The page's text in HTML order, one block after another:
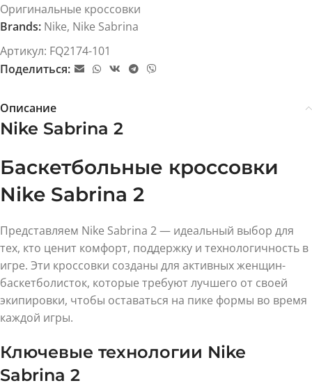
Оригинальные кроссовки
Brands: Nike, Nike Sabrina
Артикул: FQ2174-101
Поделиться:
Описание
Nike Sabrina 2
Баскетбольные кроссовки
Nike Sabrina 2
Представляем Nike Sabrina 2 — идеальный выбор для
тех, кто ценит комфорт, поддержку и технологичность в
игре. Эти кроссовки созданы для активных женщин-
баскетболисток, которые требуют лучшего от своей
экипировки, чтобы оставаться на пике формы во время
каждой игры.
Ключевые технологии Nike
Sabrina 2